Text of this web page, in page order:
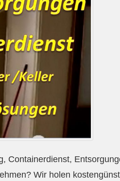
Containerdienst,
Wir holen